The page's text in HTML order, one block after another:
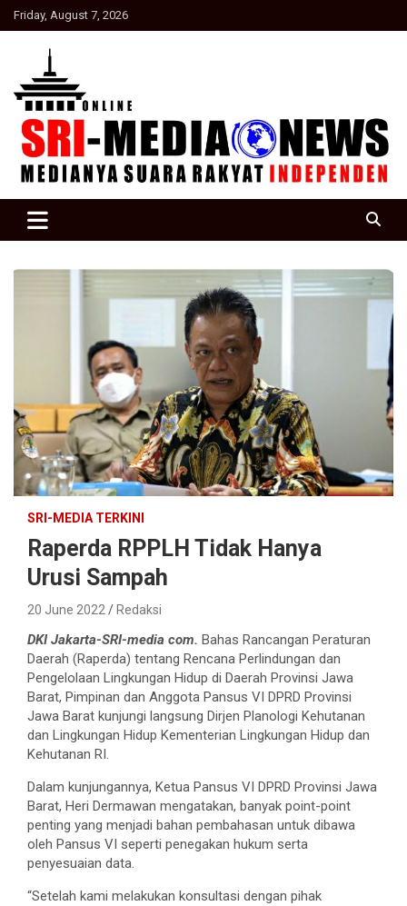
Skip
to
Friday, August 7, 2026
SRI Media news
SRI-MEDIA TERKINI
Raperda RPPLH Tidak Hanya
Urusi Sampah
20 June 2022 Redaksi
DKI Jakarta-SRI-media com. Bahas Rancangan Peraturan
Daerah (Raperda) tentang Rencana Perlindungan dan
Pengelolaan Lingkungan Hidup di Daerah Provinsi Jawa
Barat, Pimpinan dan Anggota Pansus VI DPRD Provinsi
Jawa Barat kunjungi langsung Dirjen Planologi Kehutanan
dan Lingkungan Hidup Kementerian Lingkungan Hidup dan
Kehutanan RI.
Dalam kunjungannya, Ketua Pansus VI DPRD Provinsi Jawa
Barat, Heri Dermawan mengatakan, banyak point-point
penting yang menjadi bahan pembahasan untuk dibawa
oleh Pansus VI seperti penegakan hukum serta
penyesuaian data.
“Setelah kami melakukan konsultasi dengan pihak